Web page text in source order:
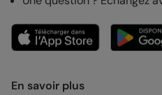
En savoir plus